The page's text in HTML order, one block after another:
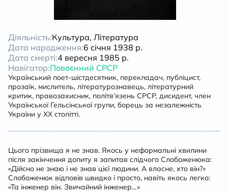
Діяльність:Культура, Література
Дата народження:6 січня 1938 р.
Дата смерті:4 вересня 1985 р.
Навігатор:Повоєнний СРСР
Український поет-шістдесятник, перекладач, публіцист,
прозаїк, мислитель, літературознавець, літературний
критик, правозахисник, політв’язень СРСР, дисидент, член
Української Гельсінської групи, борець за незалежність
України у XX столітті.
Цього прізвища я не знав. Якось у неформальні хвилини
після закінчення допиту я запитав слідчого Слобоженюка:
«Дійсно не знаю і не знав цієї людини. А власне, хто він?»
Слобоженюк відповів швидко і просто, навіть якось легко:
«Та інженер він. Звичайний інженер…»